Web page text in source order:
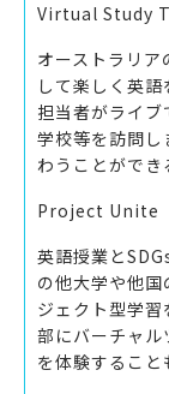
Virtual Study
オーストラリ
して楽しく英
担当者がライ
学校等を訪問
わうことができ
Project Unite（
英語授業と
の他大学や他
ジェクト型学
部にバーチャル
を体験すること